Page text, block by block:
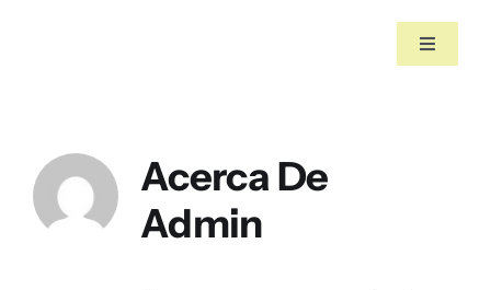
Toggle
NOSOTROS
Acerca De
Admin